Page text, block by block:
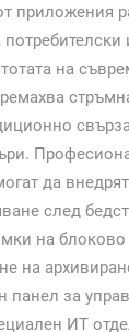
приложения
потребителски
на
да
след
на
на
панел за
ИТ